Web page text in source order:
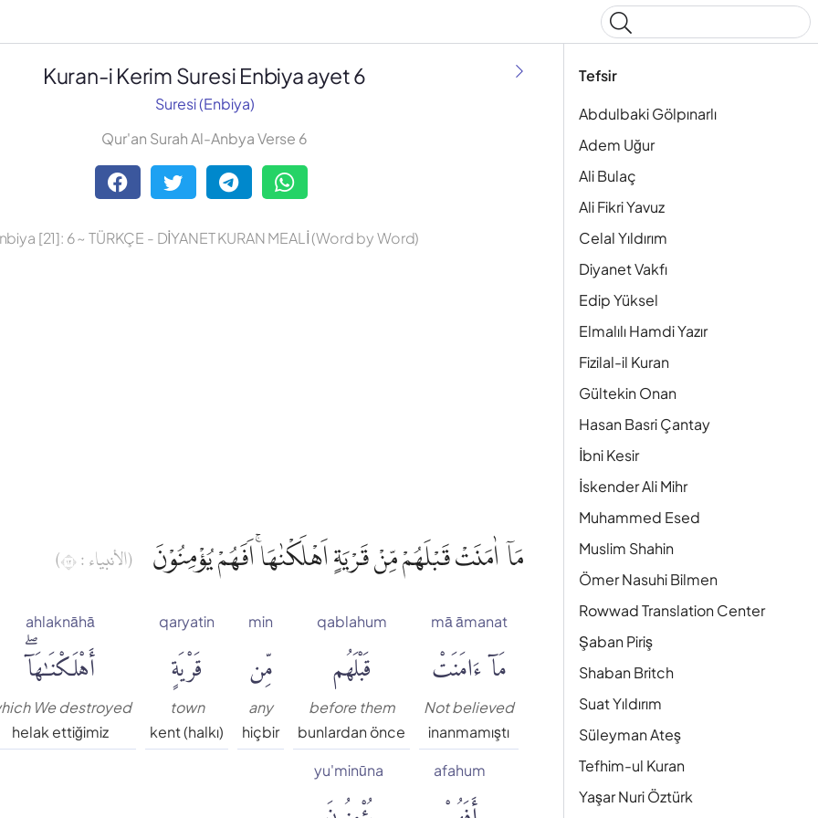
Tefsir
Abdulbaki Gölpınarlı
Adem Uğur
Ali Bulaç
Ali Fikri Yavuz
Celal Yıldırım
Diyanet Vakfı
Edip Yüksel
Elmalılı Hamdi Yazır
Fizilal-il Kuran
Gültekin Onan
Hasan Basri Çantay
İbni Kesir
İskender Ali Mihr
Muhammed Esed
Muslim Shahin
Ömer Nasuhi Bilmen
Rowwad Translation Center
Şaban Piriş
Shaban Britch
Suat Yıldırım
Süleyman Ateş
Tefhim-ul Kuran
Yaşar Nuri Öztürk
Kuran-i Kerim Suresi Enbiya ayet 6
Suresi (Enbiya)
Qur'an Surah Al-Anbya Verse 6
[21]: 6 ~ TÜRKÇE - DİYANET KURAN MEALİ (Word by Word)
مَآ اٰمَنَتْ قَبْلَهُمْ مِّنْ قَرْيَةٍ اَهْلَكْنٰهَاۚ اَفَهُمْ يُؤْمِنُوْنَ (الأنبياء : ٢١)
mā āmanat
مَآ ءَامَنَتْ
Not believed
inanmamıştı
qablahum
قَبْلَهُم
before them
bunlardan önce
min
مِّن
any
hiçbir
qaryatin
قَرْيَةٍ
town
kent (halkı)
ahlaknāhā
أَهْلَكْنَٰهَآۖ
We destroyed
helak ettiğimiz
afahum
yu'minūna